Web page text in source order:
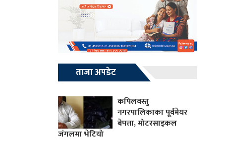
ताजा अपडेट
कपिलवस्तु
नगरपालिकाका पूर्वमेयर
बेपत्ता, मोटरसाइकल
जंगलमा भेटियो